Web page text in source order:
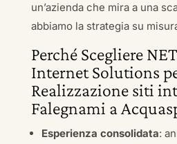
un’azienda che mira a una
abbiamo la strategia su
Perché Scegliere
Internet Solutions
Realizzazione siti
Falegnami a
Esperienza consolidata: